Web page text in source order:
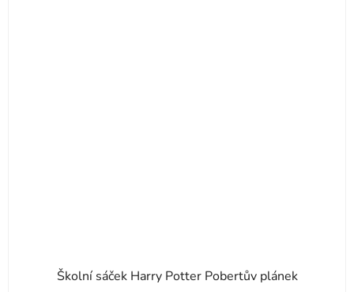
Školní sáček Harry Potter Pobertův plánek